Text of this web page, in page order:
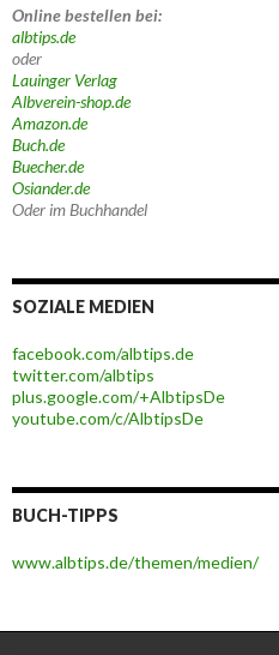
Online bestellen bei:
albtips.de
oder
Lauinger Verlag
Albverein-shop.de
Amazon.de
Buch.de
Buecher.de
Osiander.de
Oder im Buchhandel
SOZIALE MEDIEN
facebook.com/albtips.de
twitter.com/albtips
plus.google.com/+AlbtipsDe
youtube.com/c/AlbtipsDe
BUCH-TIPPS
www.albtips.de/themen/medien/